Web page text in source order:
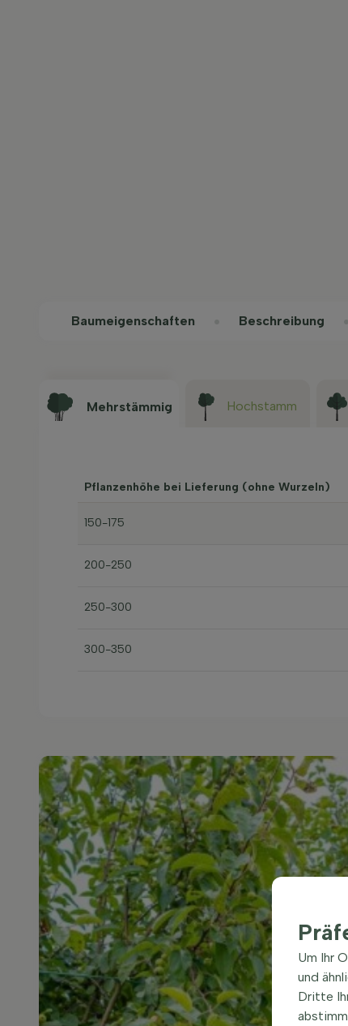
Baum­eigen­schaften Beschreibung
Mehrstämmig Hochstamm
Pflanzenhöhe bei Lieferung (ohne Wurzeln)
150-175
200-250
250-300
300-350
Um Ihr
und
Dritte